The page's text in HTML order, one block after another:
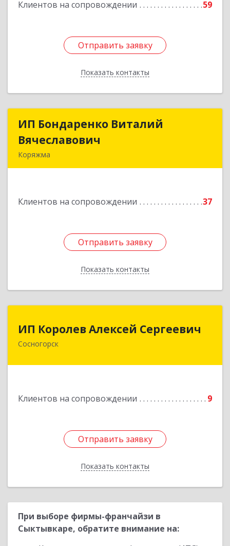
Клиентов на сопровождении 59
Отправить заявку
Показать контакты
Отправить заявку
Назад
ИП Бондаренко Виталий
Вячеславович
Коряжма
Клиентов на сопровождении 37
Отправить заявку
Показать контакты
ИП Бондаренко Виталий
Подробнее
Отправить заявку
Назад
ИП Королев Алексей Сергеевич
Сосногорск
Клиентов на сопровождении 9
Отправить заявку
Показать контакты
ИП Королев Алексей Сергеевич
169500, Коми Респ, Сосногорск г, Советская ул,
Отправить заявку
Назад
При выборе фирмы-франчайзи в
Сыктывкаре, обратите внимание на: